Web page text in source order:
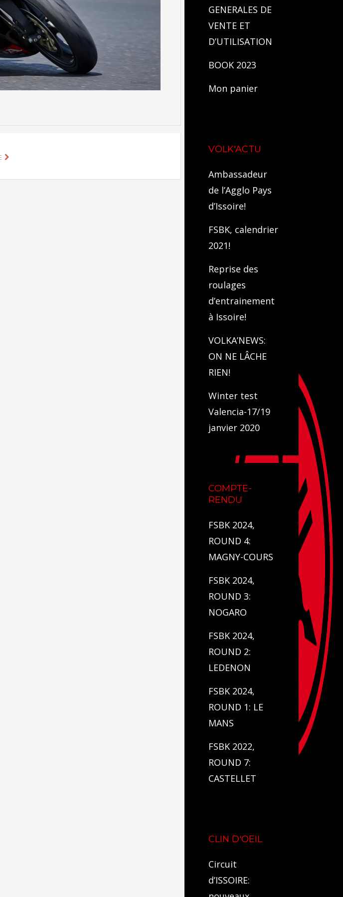
GENERALES DE
VENTE ET
D’UTILISATION
BOOK 2023
Mon panier
VOLK'ACTU
Ambassadeur
de l’Agglo Pays
d’Issoire!
FSBK, calendrier
2021!
Reprise des
roulages
d’entrainement
à Issoire!
VOLKA’NEWS:
ON NE LÂCHE
RIEN!
Winter test
Valencia-17/19
janvier 2020
COMPTE-
RENDU
FSBK 2024,
ROUND 4:
MAGNY-COURS
FSBK 2024,
ROUND 3:
NOGARO
FSBK 2024,
ROUND 2:
LEDENON
FSBK 2024,
ROUND 1: LE
MANS
FSBK 2022,
ROUND 7:
CASTELLET
CLIN D'OEIL
Circuit
d’ISSOIRE: